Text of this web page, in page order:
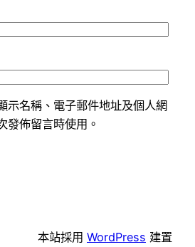
示名稱、電子郵件地址及個人網
發佈留言時使用。
本站採用 WordPress 建置